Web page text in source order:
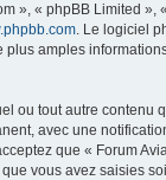
», « phpBB Limited
. Le logiciel
amples
ou tout autre contenu
avec une
que « Forum
vous avez saisies